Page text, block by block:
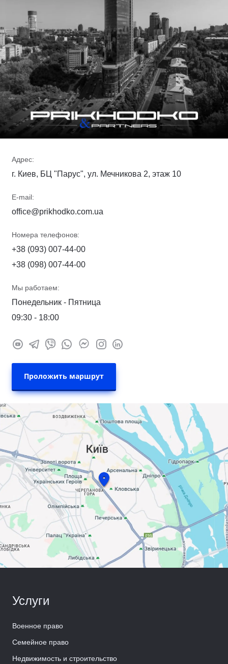
Адрес:
г. Киев, БЦ "Парус", ул. Мечникова 2, этаж 10
E-mail:
office@prikhodko.com.ua
Номера телефонов:
+38 (093) 007-44-00
+38 (098) 007-44-00
Мы работаем:
Понедельник - Пятница
09:30 - 18:00
Проложить маршрут
Услуги
Военное право
Семейное право
Недвижимость и строительство